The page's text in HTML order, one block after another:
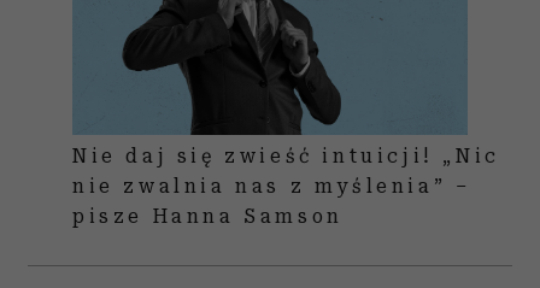
Nie daj się zwieść intuicji! „Nic
nie zwalnia nas z myślenia” –
pisze Hanna Samson